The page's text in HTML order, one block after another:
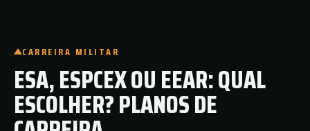
CARREIRA MILITAR
ESA, ESPCEX OU EEAR: QUAL
ESCOLHER? PLANOS DE